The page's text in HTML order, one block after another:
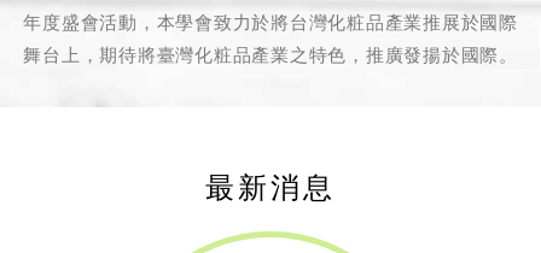
年度盛會活動，本學會致力於將台灣化粧品產業推展於國際
舞台上，期待將臺灣化粧品產業之特色，推廣發揚於國際。
最新消息